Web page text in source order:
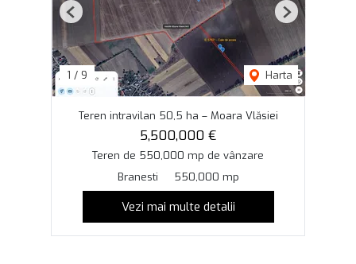
1 / 9 Harta
Previous Next
Teren intravilan 50,5 ha – Moara Vlăsiei
5,500,000 €
Teren de 550,000 mp de vânzare
Branesti
550,000 mp
Vezi mai multe detalii